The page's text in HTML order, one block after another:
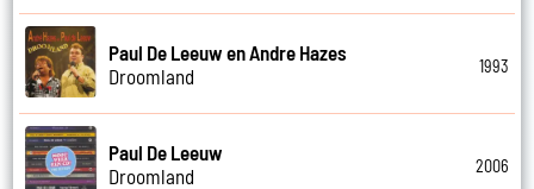
Paul De Leeuw en Andre Hazes
Droomland
1993
Paul De Leeuw
Droomland
2006